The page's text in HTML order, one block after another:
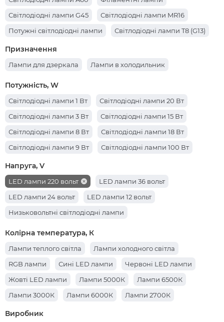
Світлодіодні лампи G45
Світлодіодні лампи MR16
Потужні світлодіодні лампи
Світлодіодні лампи T8 (G13)
Призначення
Лампи для дзеркала Лампи в холодильник
Потужність, W
Світлодіодні лампи 1 Вт
Світлодіодні лампи 20 Вт
Світлодіодні лампи 3 Вт
Світлодіодні лампи 15 Вт
Світлодіодні лампи 8 Вт
Світлодіодні лампи 18 Вт
Світлодіодні лампи 9 Вт
Світлодіодні лампи 100 Вт
Світлодіодні лампи 5 Вт
Світлодіодні лампи 30 Вт
Світлодіодні лампи 40 Вт
Світлодіодні лампи 7 Вт
Світлодіодні лампи 50 Вт
Світлодіодні лампи 12 Вт
Напруга, V
LED лампи 220 вольт
LED лампи 36 вольт
LED лампи 24 вольт
LED лампи 12 вольт
Низьковольтні світлодіодні лампи
Колірна температура, К
Лампи теплого світла
Лампи холодного світла
RGB лампи
Сині LED лампи
Червоні LED лампи
Жовті LED лампи
Лампи 5000К
Лампи 6500К
Лампи 3000К
Лампи 6000К
Лампи 2700К
Лампи 6400К
Виробник